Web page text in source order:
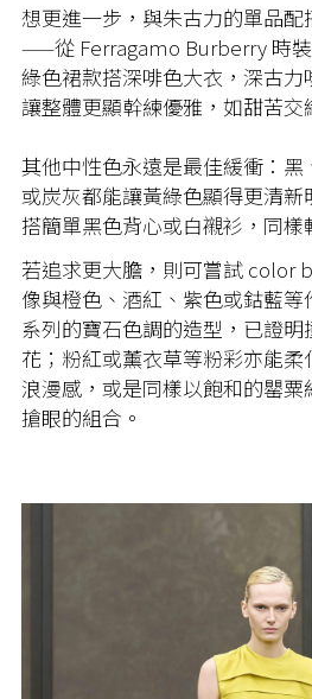
想更進一步，與朱古力的單品
——從 Ferragamo Burberry 時
綠色裙款搭深啡色大衣，深古力
讓整體更顯幹練優雅，如甜苦交
其他中性色永遠是最佳緩衝：
或炭灰都能讓黃綠色顯得更清
搭簡單黑色背心或白襯衫，同樣
若追求更大膽，則可嘗試 color
像與橙色、酒紅、紫色或鈷藍
系列的寶石色調的造型，已證
花；粉紅或薰衣草等粉彩亦能
浪漫感，或是同樣以飽和的罌
搶眼的組合。